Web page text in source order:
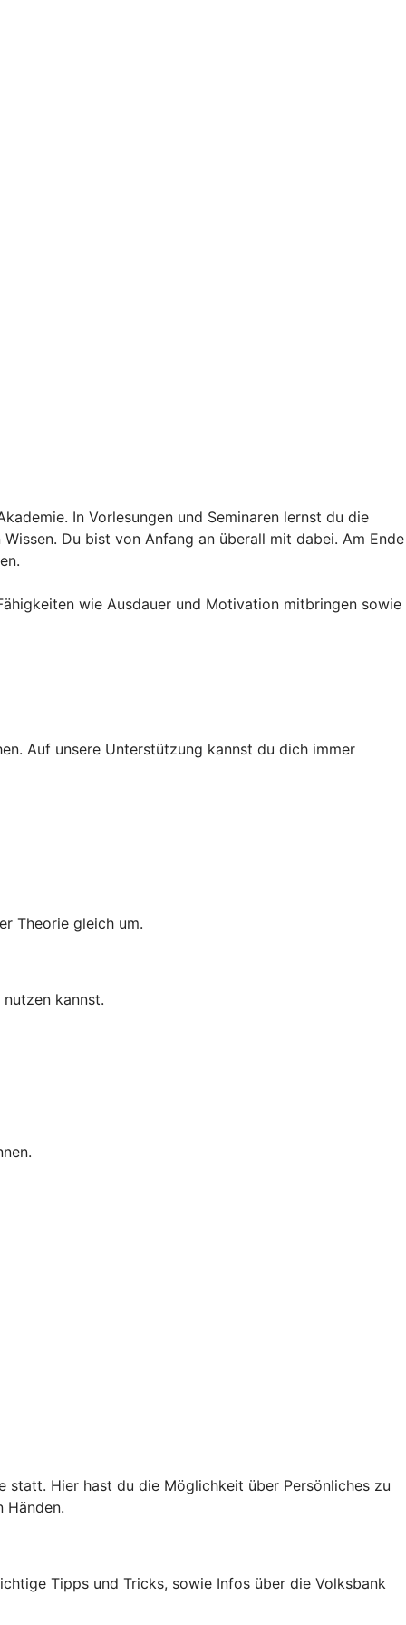
In Vorlesungen und Seminaren lernst du die
Du bist von Anfang an überall mit dabei. Am Ende
wie Ausdauer und Motivation mitbringen sowie
Auf unsere Unterstützung kannst du dich immer
Theorie gleich um.
kannst.
statt. Hier hast du die Möglichkeit über Persönliches zu
Händen.
Tipps und Tricks, sowie Infos über die Volksbank